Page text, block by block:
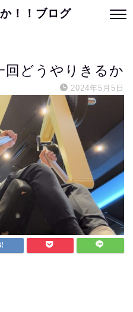
！！ブログ
回どうやりきるか
2024年5月5日